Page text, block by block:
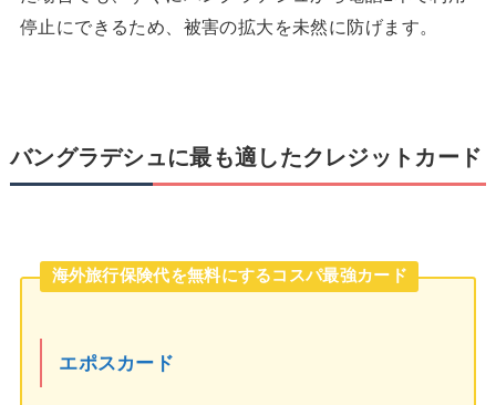
停止にできるため、被害の拡大を未然に防げます。
バングラデシュに最も適したクレジットカード
海外旅行保険代を無料にするコスパ最強カード
エポスカード